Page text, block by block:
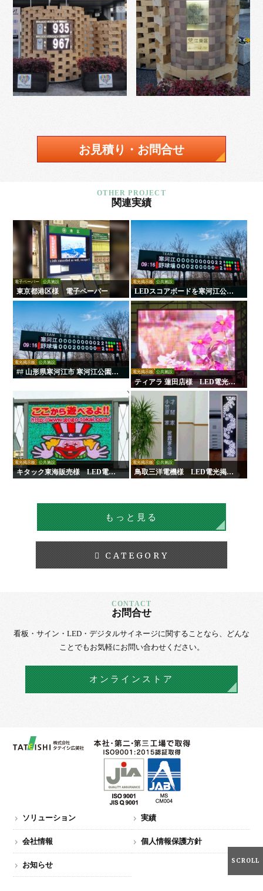
お見積り・お問合せ
関連実績
電子ペーパー 公共施設
東京都港区様 電子ペーパー
電光掲示板 公共施設
LEDスコアボードを寒河江公園
野球場に設置｜負担軽減！手動
式からの更新で試合運営を効率
化！
電光掲示板 公共施設
## 山形県寒河江市 寒河江公園野
球場に大型LEDスコアボードを
て、大型LEDスコアボード（電
光掲示板）の設置工事を行いま
した。
電光掲示板 公共施設
ティアラ 蓮田店様 LED電光掲
示板
電光掲示板 公共施設
キタック東海販売様 LED電光
掲示板
電光掲示板 公共施設
鳥取三洋電機様 LED電光掲示
板
もっと見る
CATEGORY
SCROLL
お問合せ
看板・サイン・LED・デジタルサイネージに関することなら、
どんな
ことでもお気軽にお問い合わせください。
オンラインストア
ソリューション 実績
会社情報 個人情報保護方針
お知らせ